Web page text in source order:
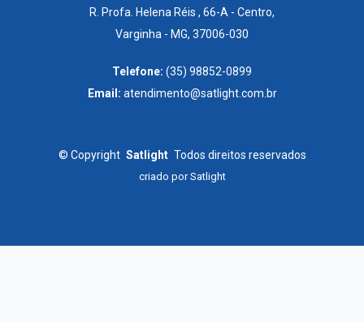
R. Profa. Helena Réis , 66-A - Centro,
Varginha - MG, 37006-030
Telefone: (35) 98852-0899
Email: atendimento@satlight.com.br
© Copyright Satlight Todos direitos reservados
criado porSatlight